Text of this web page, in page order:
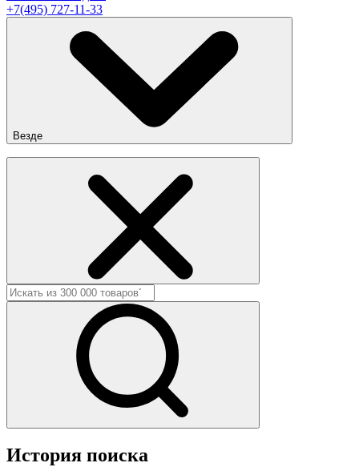
+7(495) 727-11-33
Везде
История поиска